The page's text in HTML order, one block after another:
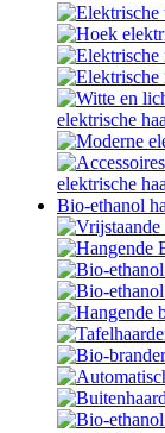
elektrische
elektrische
Bio-ethanol